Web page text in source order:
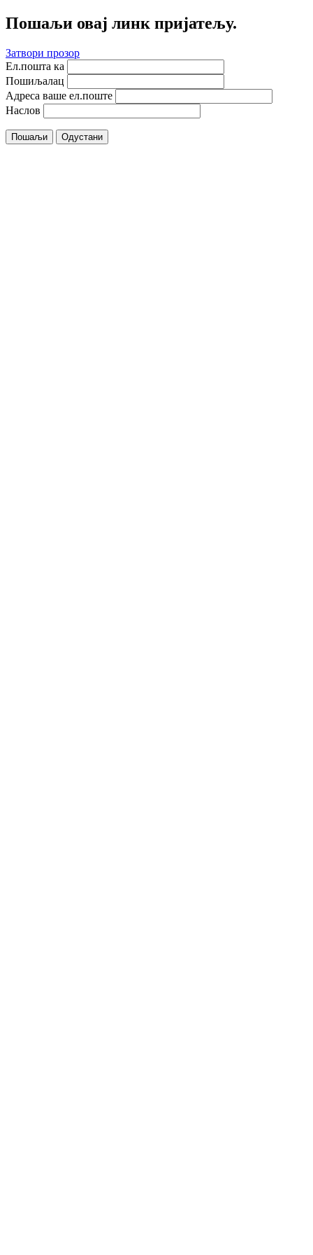
Пошаљи овај линк пријатељу.
Затвори прозор
Ел.пошта ка
Пошиљалац
Адреса ваше ел.поште
Наслов
Пошаљи Одустани